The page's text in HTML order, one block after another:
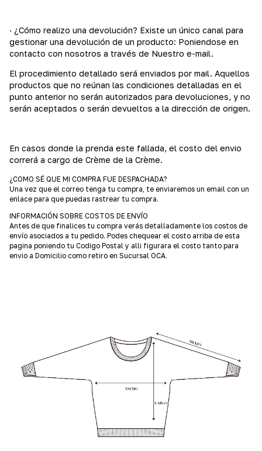
· ¿Cómo realizo una devolución? Existe un único canal para
gestionar una devolución de un producto: Poniendose en
contacto con nosotros a través de Nuestro e-mail.
El procedimiento detallado será enviados por mail. Aquellos
productos que no reúnan las condiciones detalladas en el
punto anterior no serán autorizados para devoluciones, y no
serán aceptados o serán devueltos a la dirección de origen.
En casos donde la prenda este fallada, el costo del envio
correrá a cargo de Crème de la Crème.
¿COMO SÉ QUE MI COMPRA FUE DESPACHADA?
Una vez que el correo tenga tu compra, te enviaremos un email con un
enlace para que puedas rastrear tu compra.
INFORMACIÓN SOBRE COSTOS DE ENVÍO
Antes de que finalices tu compra verás detalladamente los costos de
envío asociados a tu pedido. Podes chequear el costo arriba de esta
pagina poniendo tu Codigo Postal y alli figurara el costo tanto para
envio a Domicilio como retiro en Sucursal OCA.